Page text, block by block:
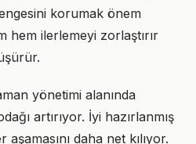
korumak önem
hem ilerlemeyi zorlaştırır
yönetimi alanında
artırıyor. İyi hazırlanmış
daha net kılıyor.